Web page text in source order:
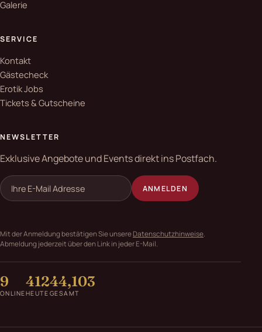
Galerie
SERVICE
Kontakt
Gästecheck
Erotik Jobs
Tickets & Gutscheine
NEWSLETTER
Exklusive Angebote und Events direkt ins Postfach.
ANMELDEN
Mit der Anmeldung bestätigen Sie unsereDatenschutzhinweise.
Abmeldung jederzeit über den Link in jeder E-Mail.
9
ONLINE
412
HEUTE
44,103
GESAMT